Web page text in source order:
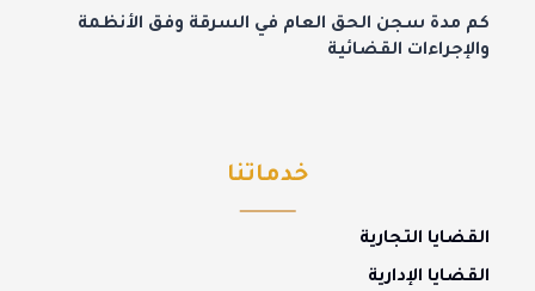
كم مدة سجن الحق العام في السرقة وفق الأنظمة
والإجراءات القضائية
خدماتنا
القضايا التجارية
القضايا الإدارية